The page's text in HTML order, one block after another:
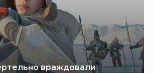
враждовали